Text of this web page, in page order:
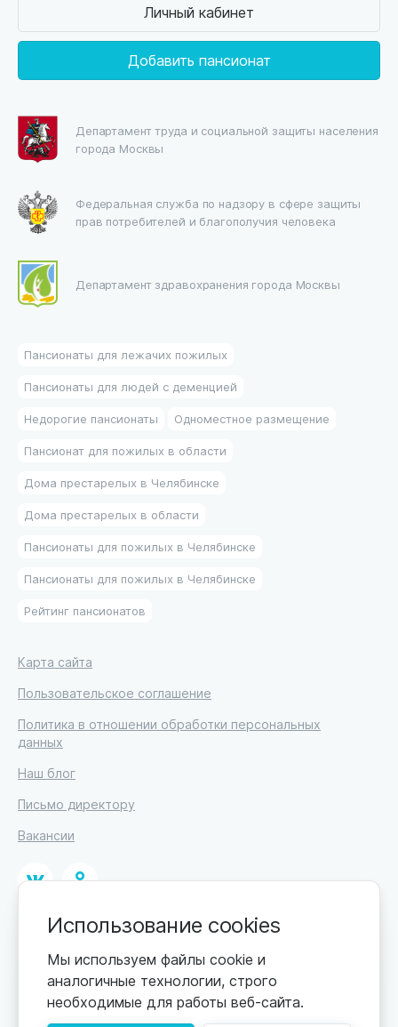
Личный кабинет
Добавить пансионат
Департамент труда и социальной защиты населения
города Москвы
Федеральная служба по надзору в сфере защиты
прав потребителей и благополучия человека
Департамент здравохранения города Москвы
Пансионаты для лежачих пожилых
Пансионаты для людей с деменцией
Недорогие пансионаты Одноместное размещение
Пансионат для пожилых в области
Дома престарелых в Челябинске
Дома престарелых в области
Пансионаты для пожилых в Челябинске
Пансионаты для пожилых в Челябинске
Рейтинг пансионатов
Карта сайта
Пользовательское соглашение
Политика в отношении обработки персональных
данных
Наш блог
Письмо директору
Вакансии
© 2026
ИП Высоцкий Дмитрий Петрович, ИНН 233610721148
Цены обновляются по мере поступления новой
информации. Точную стоимость уточняйте у
пансионата. Информация, предоставленная на сайте,
Использование cookies
Мы используем файлы cookie и
аналогичные технологии, строго
необходимые для работы веб-сайта.